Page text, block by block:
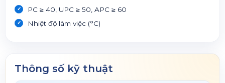
PC ≥ 40, UPC ≥ 50, APC ≥ 60
Nhiệt độ làm việc (°C)
Thông số kỹ thuật